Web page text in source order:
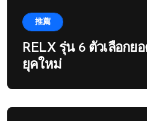
推薦
RELX รุ่น 6 ตัวเลือกย
ยุคใหม่